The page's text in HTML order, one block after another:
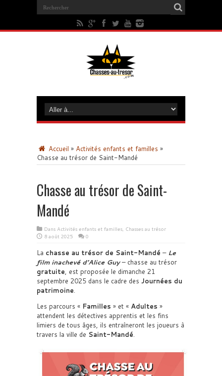
Accueil » Activités enfants et familles »
Chasse au trésor de Saint-Mandé
Chasse au trésor de Saint-
Mandé
Dans Activités enfants et familles, Chasses au trésor
8 août 2025
0
La chasse au trésor de Saint-Mandé – Le
film inachevé d’Alice Guy– chasse au trésor
gratuite, est proposée le dimanche 21
septembre 2025 dans le cadre des Journées du
patrimoine.
Les parcours « Familles » et « Adultes »
attendent les détectives apprentis et les fins
limiers de tous âges, ils entraîneront les joueurs à
travers la ville de Saint-Mandé.